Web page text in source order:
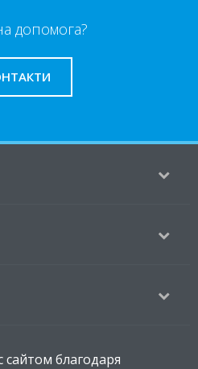
допомога?
благодаря